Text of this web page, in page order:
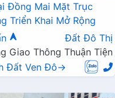
Đồng Mai Mặt Trục
Triển Khai Mở Rộng
Đất Đô Thị
Giao Thông Thuận Tiện
Đất Ven Đô→